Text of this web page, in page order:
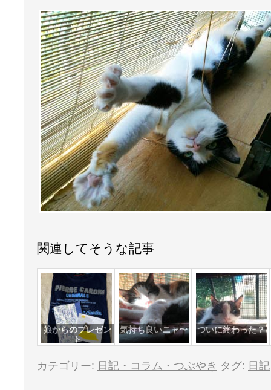
関連してそうな記事
娘からのプレゼン
ト
気持ち良いニャ〜 ついに終わった？
カテゴリー: 日記・コラム・つぶやき タグ: 日記